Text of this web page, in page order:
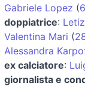
Gabriele Lopez (
doppiatrice:
Valentina Mari (
Alessandra
ex calciatore:
giornalista e